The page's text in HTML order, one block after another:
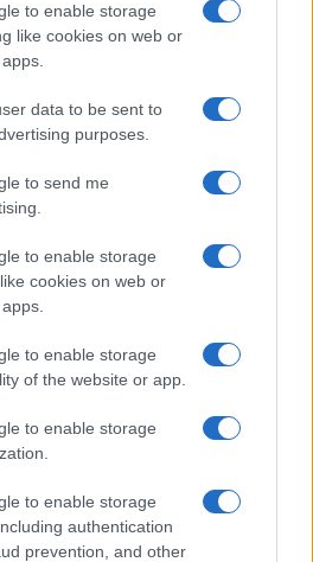
to enable storage
like cookies on web or
data to be sent to
purposes.
to send me
to enable storage
cookies on web or
to enable storage
of the website or app.
to enable storage
to enable storage
authentication
prevention, and other
umanitarie oltre i criteri dei